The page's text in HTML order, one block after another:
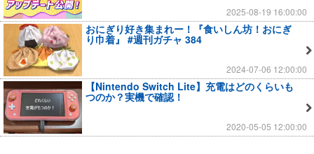
2025-08-19 16:00:00
おにぎり好き集まれー！『食いしん坊！おにぎ
り巾着』 #週刊ガチャ 384
2024-07-06 12:00:00
【Nintendo Switch Lite】充電はどのくらいも
つのか？実機で確認！
2020-05-05 12:00:00